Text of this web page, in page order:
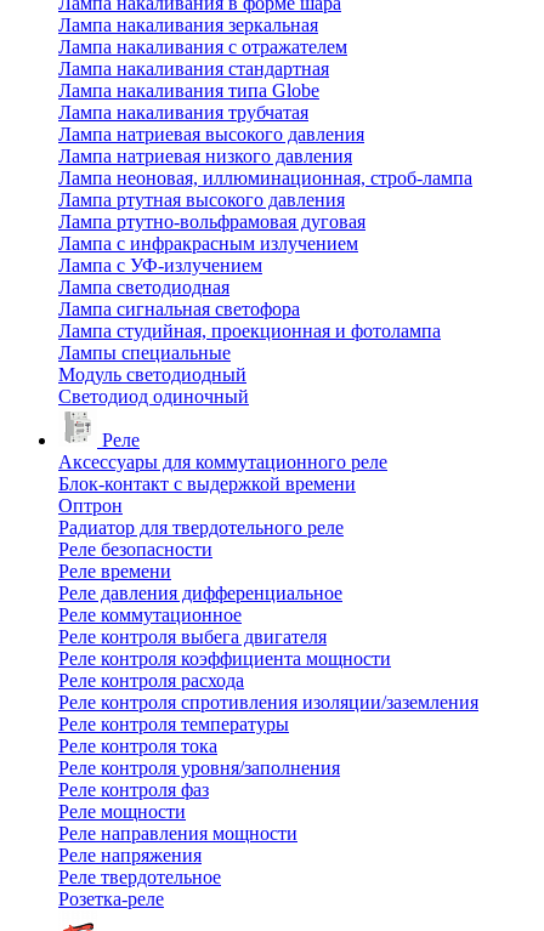
Лампа накаливания зеркальная
Лампа накаливания с отражателем
Лампа накаливания стандартная
Лампа накаливания типа Globe
Лампа накаливания трубчатая
Лампа натриевая высокого давления
Лампа натриевая низкого давления
Лампа неоновая, иллюминационная, строб-лампа
Лампа ртутная высокого давления
Лампа ртутно-вольфрамовая дуговая
Лампа с инфракрасным излучением
Лампа с УФ-излучением
Лампа светодиодная
Лампа сигнальная светофора
Лампа студийная, проекционная и фотолампа
Лампы специальные
Модуль светодиодный
Светодиод одиночный
Реле
Аксессуары для коммутационного реле
Блок-контакт с выдержкой времени
Оптрон
Радиатор для твердотельного реле
Реле безопасности
Реле времени
Реле давления дифференциальное
Реле коммутационное
Реле контроля выбега двигателя
Реле контроля коэффициента мощности
Реле контроля расхода
Реле контроля спротивления изоляции/заземления
Реле контроля температуры
Реле контроля тока
Реле контроля уровня/заполнения
Реле контроля фаз
Реле мощности
Реле направления мощности
Реле напряжения
Реле твердотельное
Розетка-реле